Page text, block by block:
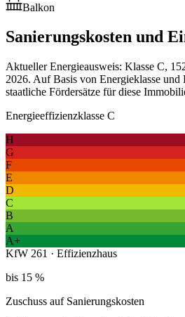
Balkon
Sanierungskosten und
Aktueller Energieausweis: Klasse C,
2026. Auf Basis von Energieklasse
staatliche Fördersätze für diese
Energieeffizienzklasse C
H
G
F
E
D
C
B
A
A+
KfW 261 · Effizienzhaus
bis 15 %
Zuschuss auf Sanierungskosten